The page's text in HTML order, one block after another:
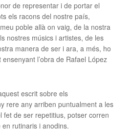
de representar i de portar el
els racons del nostre país,
poble allà on vaig, de la nostra
nostres músics i artistes, de les
manera de ser i ara, a més, ho
l’obra de Rafael López
escrit sobre els
rere any arriben puntualment a les
fet de ser repetitius, potser corren
rutinaris i anodins.